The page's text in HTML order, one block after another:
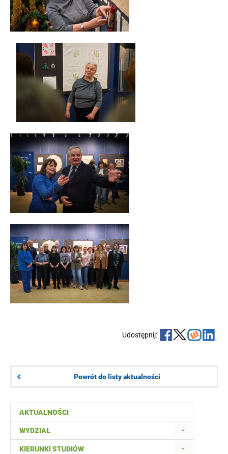
AKTUALNOŚCI
WYDZIAŁ
KIERUNKI STUDIÓW
Udostępnij:
Powrót do listy aktualności